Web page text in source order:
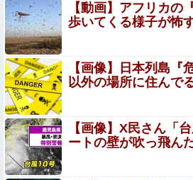
【動画】両方馬鹿（笑）ミニストッ
たドラレコが（ノ∇`）
【画像】こういうブリッジして
る女の子
【赤っ恥】れいわ信者「毎日、渋谷
ット「参加者の少なさを隠すために
リプ欄でバラされてて草」
【画像】仙台育英初の女子野球部員
愛すぎる！
【動画】アフリカの
歩いてくる様子が怖
【画像】日本列島『
以外の場所に住んで
【画像】X民さん「
ートの壁が吹っ飛んだ